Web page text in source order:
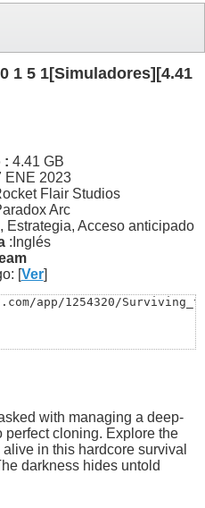
1 5 1[Simuladores][4.41
: 4.41 GB
ENE 2023
Flair Studios
Arc
Estrategia, Acceso anticipado
:Inglés
[Ver]
app/1254320/
with managing a deep-
cloning. Explore the
in this hardcore survival
darkness hides untold